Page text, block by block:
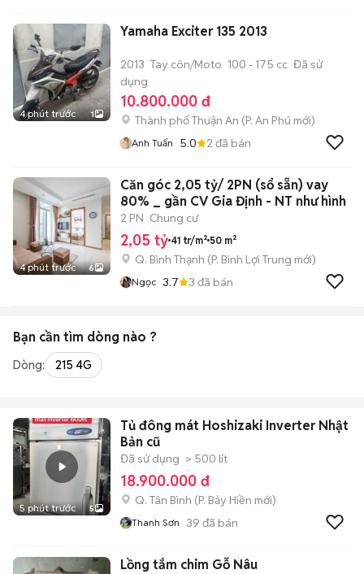
4 phút trước 1
Yamaha Exciter 135 2013
2013 Tay côn/Moto 100 - 175 cc Đã sử
dụng
10.800.000 đ
Thành phố Thuận An (P. An Phú mới)
Anh Tuấn 5.0 2 đã bán
4 phút trước 6
Căn góc 2,05 tỷ/ 2PN (sổ sẵn) vay
80% _ gần CV Gia Định - NT như hình
2 PN Chung cư
2,05 tỷ 41 tr/m² 50 m²
Q. Bình Thạnh (P. Bình Lợi Trung mới)
Ngọc 3.7 3 đã bán
Bạn cần tìm dòng nào ?
Dòng: 215 4G
5 phút trước 5
Tủ đông mát Hoshizaki Inverter Nhật
Bản cũ
Đã sử dụng > 500 lít
18.900.000 đ
Q. Tân Bình (P. Bảy Hiền mới)
Thanh Sơn 39 đã bán
Lồng tắm chim Gỗ Nâu